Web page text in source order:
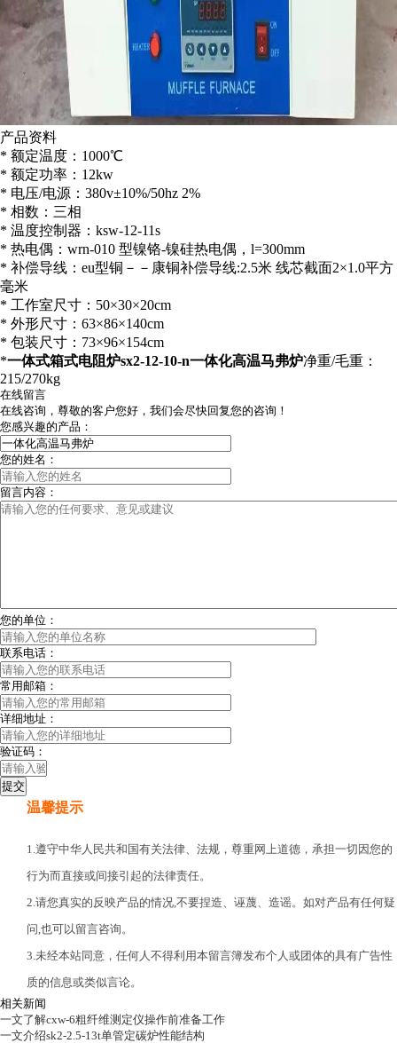
产品资料
* 额定温度：1000℃
* 额定功率：12kw
* 电压/电源：380v±10%/50hz 2%
* 相数：三相
* 温度控制器：ksw-12-11s
* 热电偶：wrn-010 型镍铬-镍硅热电偶，l=300mm
* 补偿导线：eu型铜－－康铜补偿导线:2.5米 线芯截面2×1.0平方
毫米
* 工作室尺寸：50×30×20cm
* 外形尺寸：63×86×140cm
* 包装尺寸：73×96×154cm
*一体式箱式电阻炉sx2-12-10-n一体化高温马弗炉净重/毛重：
215/270kg
在线留言
在线咨询，尊敬的客户您好，我们会尽快回复您的咨询！
您感兴趣的产品：
您的姓名：
留言内容：
您的单位：
联系电话：
常用邮箱：
详细地址：
验证码：
温馨提示
1.遵守中华人民共和国有关法律、法规，尊重网上道德，承担一切因您的
行为而直接或间接引起的法律责任。
2.请您真实的反映产品的情况,不要捏造、诬蔑、造谣。如对产品有任何疑
问,也可以留言咨询。
3.未经本站同意，任何人不得利用本留言簿发布个人或团体的具有广告性
质的信息或类似言论。
相关新闻
一文了解cxw-6粗纤维测定仪操作前准备工作
一文介绍sk2-2.5-13t单管定碳炉性能结构